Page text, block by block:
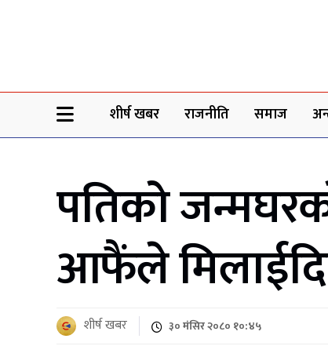
शीर्ष खबर राजनीति समाज
पतिको
आफैंले
शीर्ष खबर ३० मंसिर २०८० १०:४५